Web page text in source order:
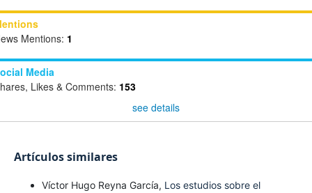
Mentions: 1
Media
Likes & Comments: 153
see details
Artículos similares
Víctor Hugo Reyna García, Los estudios sobre el